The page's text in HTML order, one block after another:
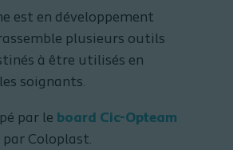
est en développement
plusieurs outils
à être utilisés en
soignants.
par le board Cic-Opteam
Coloplast.